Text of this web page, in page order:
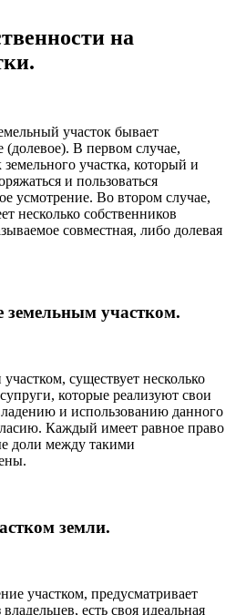
на
участок бывает
(долевое). В первом случае,
участка, который и
и пользоваться
усмотрение. Во втором случае,
несколько собственников
совместная, либо долевая
земельным участком.
существует несколько
которые реализуют свои
и использованию данного
Каждый имеет равное право
доли между такими
земли.
участком, предусматривает
есть своя идеальная